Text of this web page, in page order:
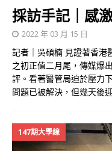
採訪手記｜感
2022 年 03 月 15 日
記者｜吳碩楠 見證著香港
之初正值二月尾，傳媒爆
評。看著醫管局迫於壓力
問題已被解決，但幾天後迎
147期大學線